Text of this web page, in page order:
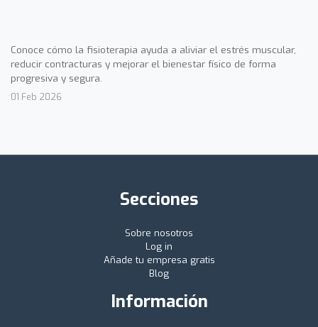
Conoce cómo la fisioterapia ayuda a aliviar el estrés muscular,
reducir contracturas y mejorar el bienestar físico de forma
progresiva y segura.
01 Feb 2026
Secciones
Sobre nosotros
Log in
Añade tu empresa gratis
Blog
Información